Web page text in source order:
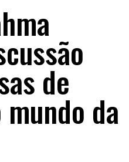
de
da